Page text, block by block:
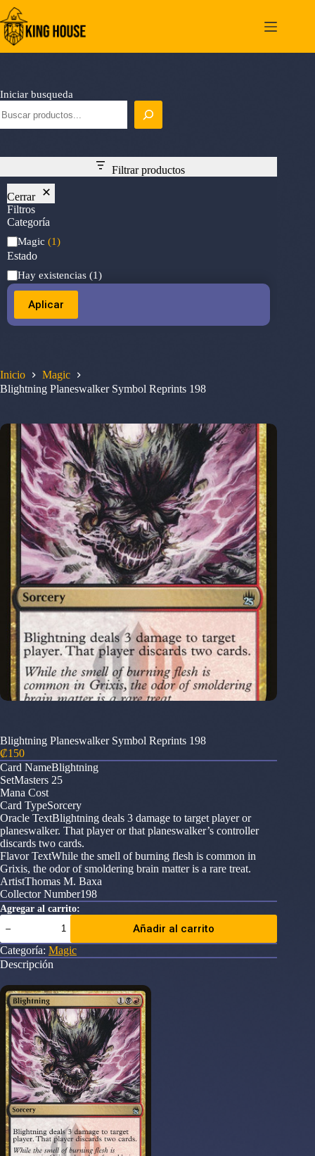
Saltar
al
contenido
Inicio
Magic
Blightning Planeswalker Symbol Reprints 198
Blightning Planeswalker Symbol Reprints 198
₡150
Card NameBlightning
SetMasters 25
Mana Cost
Card TypeSorcery
Oracle TextBlightning deals 3 damage to target player or
planeswalker. That player or that planeswalker’s controller
discards two cards.
Flavor TextWhile the smell of burning flesh is common in
Grixis, the odor of smoldering brain matter is a rare treat.
ArtistThomas M. Baxa
Collector Number198
Agregar al carrito:
Blightning
Planeswalker
Symbol
Reprints
198
Añadir al carrito
Categoría: Magic
Descripción
Iniciar busqueda
Filtrar productos
Cerrar
Filtros
Categoría
Categoría
Magic (1)
Estado
Estado
Hay existencias (1)
Aplicar